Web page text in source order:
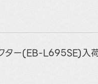
ター(EB-L695SE)入